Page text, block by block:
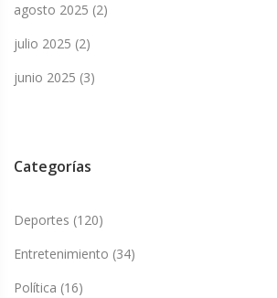
agosto 2025 (2)
julio 2025 (2)
junio 2025 (3)
Categorías
Deportes (120)
Entretenimiento (34)
Política (16)